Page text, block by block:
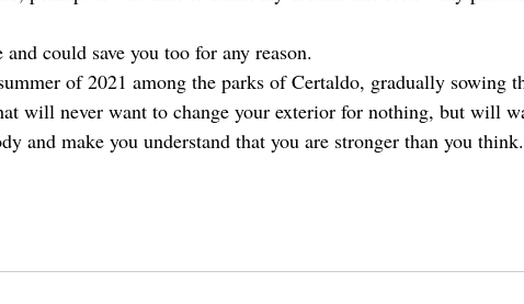
could save you too for any reason.
of 2021 among the parks of Certaldo, gradually sowing
will never want to change your exterior for nothing, but will
and make you understand that you are stronger than you think.